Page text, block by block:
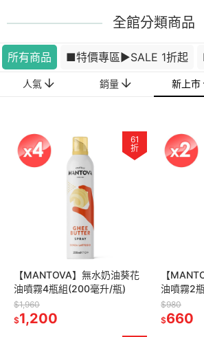
全館分類商品
所有商品 ■特價專區▶️SALE 1折起
人氣 銷量 新上市
61
折
【MANTOVA】無水奶油葵花
油噴霧4瓶組(200毫升/瓶)
$1,960
$1,200
【
油噴霧2
$980
$660